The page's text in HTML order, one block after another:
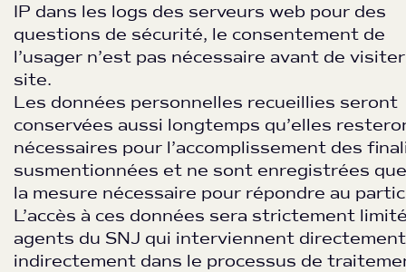
IP dans les logs des serveurs web pour des
questions de sécurité, le consentement de
l’usager n’est pas nécessaire avant de
site.
Les données personnelles recueillies seront
conservées aussi longtemps qu’elles
nécessaires pour l’accomplissement des
susmentionnées et ne sont enregistrées
la mesure nécessaire pour répondre au
L’accès à ces données sera strictement
agents du SNJ qui interviennent
indirectement dans le processus de